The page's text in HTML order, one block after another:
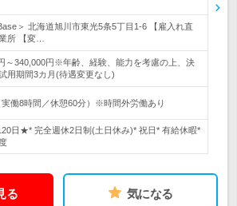
＞ 北海道旭川市東光5条5丁目1-6 【雇入れ直
所 【変…
～340,000円※年齢、経験、能力を考慮の上、決
用期間3カ月(待遇変更なし)
実働8時間／休憩60分）※時間外労働あり
日★* 完全週休2日制(土日休み)* 祝日* 有給休暇*
る 気になる